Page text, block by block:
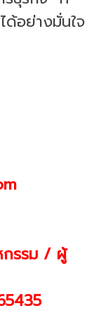
ด้อย่างมั่นใจ
กรรม / ผู้